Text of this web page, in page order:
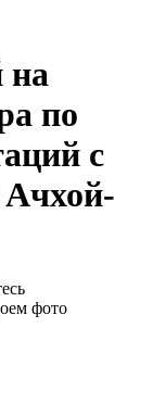
на
по
с
фото